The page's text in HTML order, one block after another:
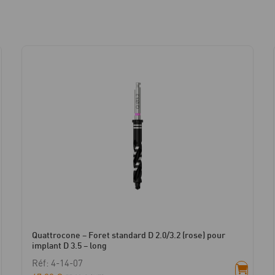
Quattrocone – Foret standard D 2.0/3.2 (rose) pour
implant D 3.5 – long
Réf: 4-14-07